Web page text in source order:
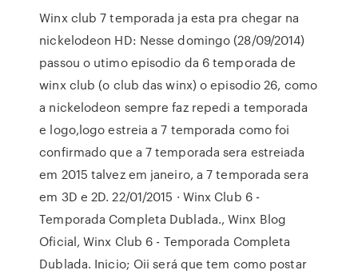
Winx club 7 temporada ja esta pra chegar na
nickelodeon HD: Nesse domingo (28/09/2014)
passou o utimo episodio da 6 temporada de
winx club (o club das winx) o episodio 26, como
a nickelodeon sempre faz repedi a temporada
e logo,logo estreia a 7 temporada como foi
confirmado que a 7 temporada sera estreiada
em 2015 talvez em janeiro, a 7 temporada sera
em 3D e 2D. 22/01/2015 · Winx Club 6 -
Temporada Completa Dublada., Winx Blog
Oficial, Winx Club 6 - Temporada Completa
Dublada. Inicio; Oii será que tem como postar